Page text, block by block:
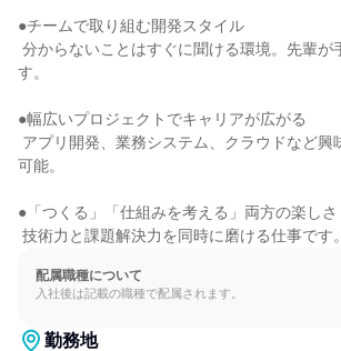
●チームで取り組む開発スタイル
す。
●幅広いプロジェクトでキャリアが広がる
可能。
●「つくる」「仕組みを考える」両方の楽しさ
技術力と課題解決力を同時に磨ける仕事です。
配属職種について
入社後は記載の職種で配属されます。
勤務地